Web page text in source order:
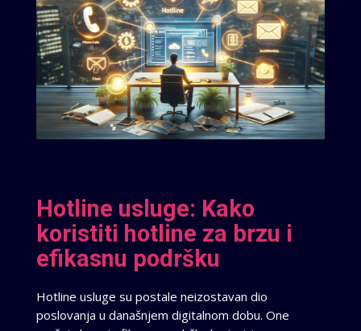
Hotline usluge: Kako
koristiti hotline za brzu i
efikasnu podršku
Hotline usluge su postale neizostavan dio
poslovanja u današnjem digitalnom dobu. One